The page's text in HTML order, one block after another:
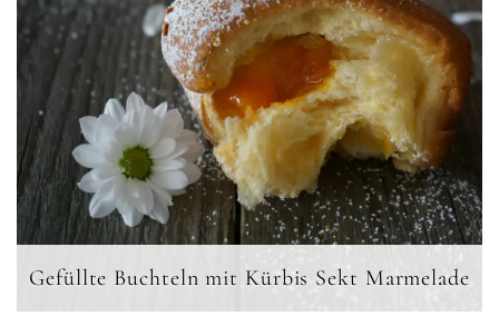
Gefüllte Buchteln mit Kürbis Sekt Marmelade